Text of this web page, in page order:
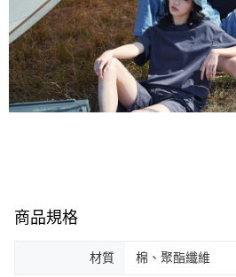
商品規格
材質 棉、聚酯纖維